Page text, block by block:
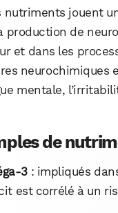
nutriments jouent
production de
et dans les
neurochimiques
mentale,
de
3: impliqués
est corrélé à un